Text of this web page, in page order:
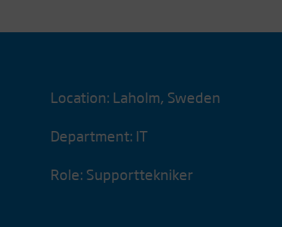
Location: Laholm, Sweden
Department: IT
Role: Supporttekniker